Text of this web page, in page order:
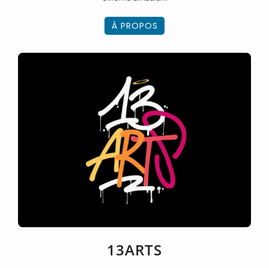
À PROPOS
13ARTS